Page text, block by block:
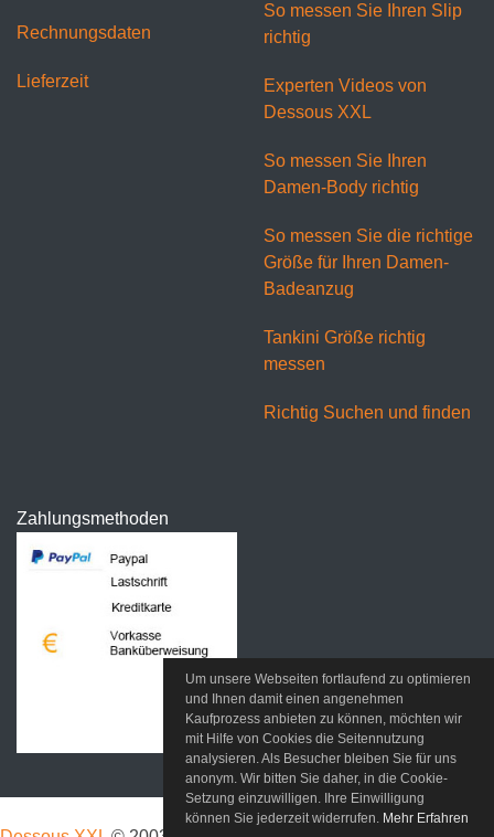
Rechnungsdaten
Lieferzeit
So messen Sie Ihren Slip
richtig
Experten Videos von
Dessous XXL
So messen Sie Ihren
Damen-Body richtig
So messen Sie die richtige
Größe für Ihren Damen-
Badeanzug
Tankini Größe richtig
messen
Richtig Suchen und finden
Zahlungsmethoden
Um unsere Webseiten fortlaufend zu optimieren
und Ihnen damit einen angenehmen
Kaufprozess anbieten zu können, möchten wir
mit Hilfe von Cookies die Seitennutzung
analysieren. Als Besucher bleiben Sie für uns
anonym. Wir bitten Sie daher, in die Cookie-
Setzung einzuwilligen. Ihre Einwilligung
können Sie jederzeit widerrufen. Mehr Erfahren